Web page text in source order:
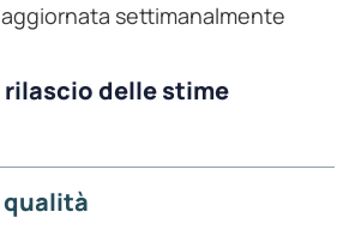
settimanalmente
delle stime
qualità